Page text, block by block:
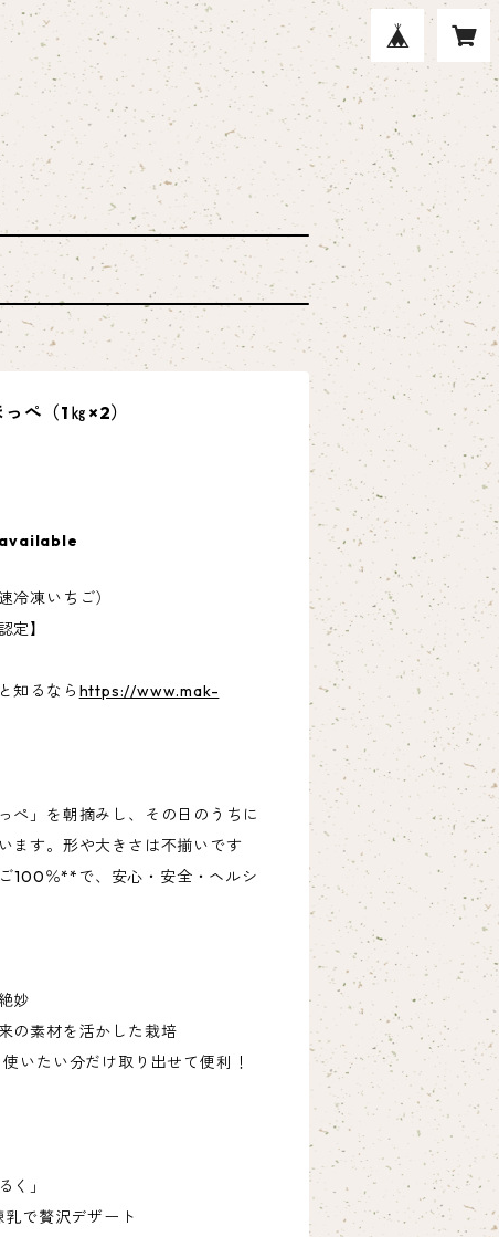
ぺ（1㎏×2）
冷凍いちご）
定】
知るなら https://www.mak-
ぺ」を朝摘みし、その日のうちに
ます。形や大きさは不揃いです
100％**で、安心・安全・ヘルシ
妙
の素材を活かした栽培
いたい分だけ取り出せて便利！
く」
で贅沢デザート